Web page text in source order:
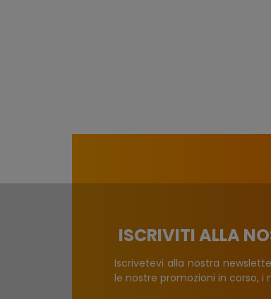
ISCRIVITI ALLA
Iscrivetevi alla nostra
le nostre promozioni in corso, i